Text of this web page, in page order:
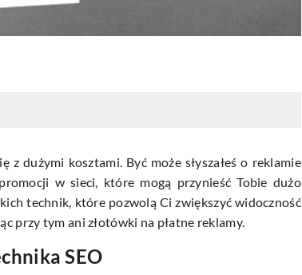
dużymi kosztami. Być może słyszałeś o reklamie
w sieci, które mogą przynieść Tobie dużo
technik, które pozwolą Ci zwiększyć widoczność
przy tym ani złotówki na płatne reklamy.
SEO